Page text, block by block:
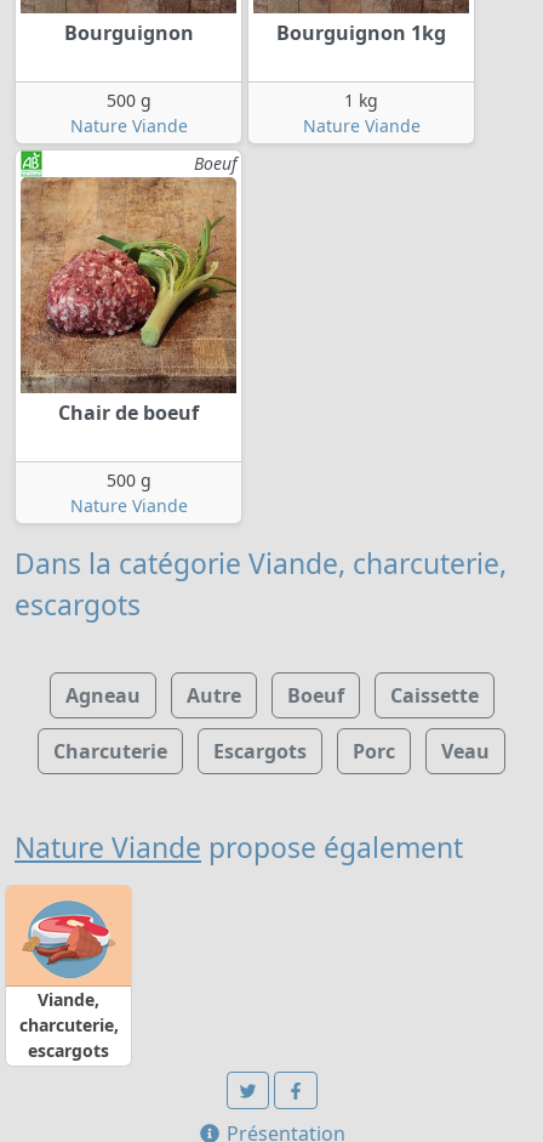
Bourguignon
500 g
Nature Viande
Bourguignon 1kg
1 kg
Nature Viande
Boeuf
Chair de boeuf
500 g
Nature Viande
Dans la catégorie Viande, charcuterie,
escargots
Agneau Autre Boeuf Caissette
Charcuterie Escargots Porc Veau
Nature Viande propose également
Viande,
charcuterie,
escargots
Présentation